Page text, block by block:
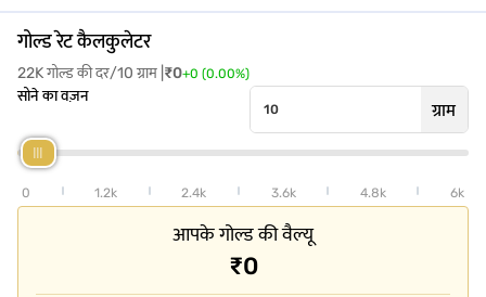
आंध्र प्रदेश में सोने का भाव
असम में सोने का भाव केरल में सोने का भाव तमिलनाडु में सोने का भाव
बिहार में सोने का भाव दिल्ली में सोने का भाव तेलंगाना में सोने का भाव
अन्य शहरों में सोने के भाव के बारे में अधिक जानें
गोल्ड रेट कैलकुलेटर
22K गोल्ड की दर/10 ग्राम | ₹0+0 (0.00%)
सोने का वज़न
ग्राम
0 1.2k 2.4k 3.6k 4.8k 6k
आपके गोल्ड की वैल्यू
₹0